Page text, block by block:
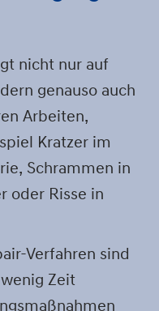
nicht nur auf
genauso auch
Arbeiten,
Kratzer im
Schrammen in
oder Risse in
Verfahren sind
Zeit